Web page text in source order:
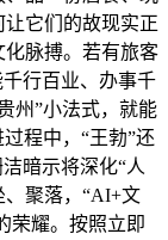
它们的故现实正
脉搏。若有旅客
行百业、办事千
州”小法式，就能
程中，“王勃”还
暗示将深化“人
、聚落，“AI+文
荣耀。按照立即